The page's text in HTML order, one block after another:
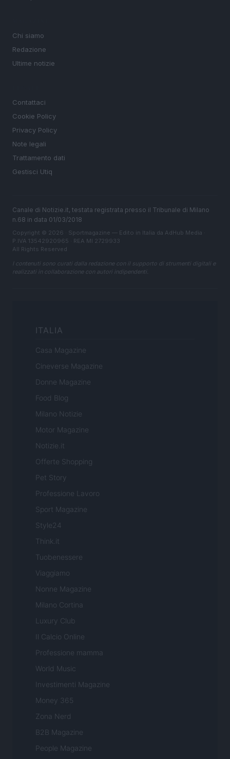
Chi siamo
Redazione
Ultime notizie
Contattaci
Cookie Policy
Privacy Policy
Note legali
Trattamento dati
Gestisci Utiq
Canale di Notizie.it, testata registrata presso il Tribunale di Milano
n.68 in data 01/03/2018
Copyright © 2026 · Sportmagazine — Edito in Italia da AdHub Media
P.IVA 13542920965 · REA MI 2729933
All Rights Reserved
I contenuti sono curati dalla redazione con il supporto di strumenti digitali e
realizzati in collaborazione con autori indipendenti.
ITALIA
Casa Magazine
Cineverse Magazine
Donne Magazine
Food Blog
Milano Notizie
Motor Magazine
Notizie.it
Offerte Shopping
Pet Story
Professione Lavoro
Sport Magazine
Style24
Think.it
Tuobenessere
Viaggiamo
Nonne Magazine
Milano Cortina
Luxury Club
Il Calcio Online
Professione mamma
World Music
Investimenti Magazine
Money 365
Zona Nerd
B2B Magazine
People Magazine